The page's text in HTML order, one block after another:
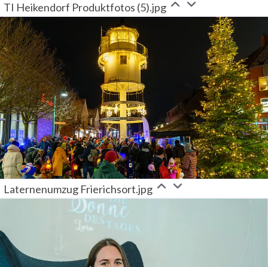
TI Heikendorf Produktfotos (5).jpg
Laternenumzug Frierichsort.jpg